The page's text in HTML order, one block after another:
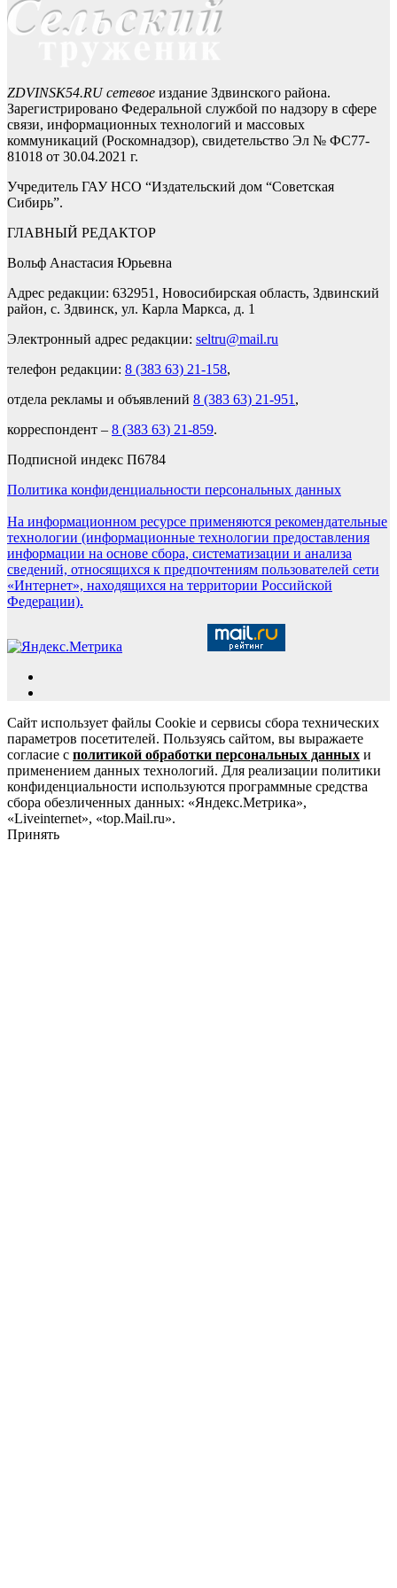
ZDVINSK54.RU сетевое издание Здвинского района.
Зарегистрировано Федеральной службой по надзору в сфере
связи, информационных технологий и массовых
коммуникаций (Роскомнадзор), свидетельство Эл № ФС77-
81018 от 30.04.2021 г.
Учредитель ГАУ НСО “Издательский дом “Советская
Сибирь”.
ГЛАВНЫЙ РЕДАКТОР
Вольф Анастасия Юрьевна
Адрес редакции: 632951, Новосибирская область, Здвинский
район, с. Здвинск, ул. Карла Маркса, д. 1
Электронный адрес редакции: seltru@mail.ru
телефон редакции: 8 (383 63) 21-158,
отдела рекламы и объявлений 8 (383 63) 21-951 ,
корреспондент – 8 (383 63) 21-859.
Подписной индекс П6784
Политика конфиденциальности персональных данных
На информационном ресурсе применяются рекомендательные
технологии (информационные технологии предоставления
информации на основе сбора, систематизации и анализа
сведений, относящихся к предпочтениям пользователей сети
«Интернет», находящихся на территории Российской
Федерации).
Сайт использует файлы Cookie и сервисы сбора технических
параметров посетителей. Пользуясь сайтом, вы выражаете
согласие с политикой обработки персональных данных и
применением данных технологий. Для реализации политики
конфиденциальности используются программные средства
сбора обезличенных данных: «Яндекс.Метрика»,
«Liveinternet», «top.Mail.ru».
Принять